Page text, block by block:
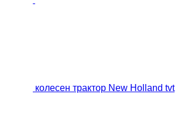
колесен трактор New Holland tvt